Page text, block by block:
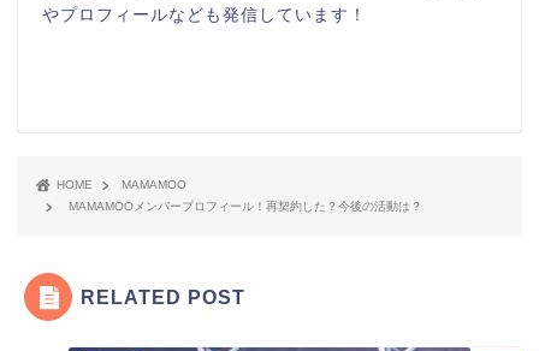
やプロフィールなども発信しています！
HOME
MAMAMOO
MAMAMOOメンバープロフィール！再契約した？今後の活動は？
RELATED POST